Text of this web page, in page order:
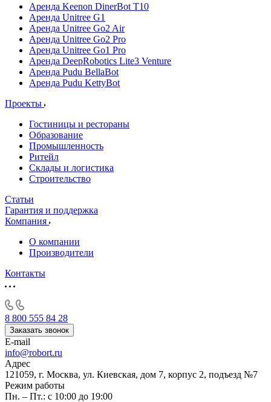
Аренда Keenon DinerBot T10
Аренда Unitree G1
Аренда Unitree Go2 Air
Аренда Unitree Go2 Pro
Аренда Unitree Go1 Pro
Аренда DeepRobotics Lite3 Venture
Аренда Pudu BellaBot
Аренда Pudu KettyBot
Проекты
Гостиницы и рестораны
Образование
Промышленность
Ритейл
Склады и логистика
Строительство
Статьи
Гарантия и поддержка
Компания
О компании
Производители
Контакты
8 800 555 84 28
Заказать звонок
E-mail
info@robort.ru
Адрес
121059, г. Москва, ул. Киевская, дом 7, корпус 2, подъезд №7
Режим работы
Пн. – Пт.: с 10:00 до 19:00